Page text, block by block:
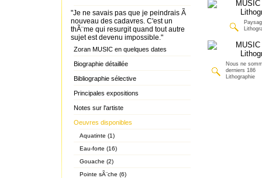
"Je ne savais pas que je peindrais Ã
nouveau des cadavres. C'est un
thÃ¨me qui resurgit quand tout autre
sujet est devenu impossible."
Zoran MUSIC en quelques dates
Biographie détaillée
Bibliographie sélective
Principales expositions
Notes sur l'artiste
Oeuvres disponibles
Aquatinte (1)
Eau-forte (16)
Gouache (2)
Pointe sÃ¨che (6)
Nous ne
derniers 186
Lithographie